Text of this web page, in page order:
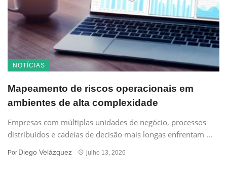
NOTÍCIAS
Mapeamento de riscos operacionais em
ambientes de alta complexidade
Empresas com múltiplas unidades de negócio, processos
distribuídos e cadeias de decisão mais longas enfrentam ...
Por Diego Velázquez julho 13, 2026